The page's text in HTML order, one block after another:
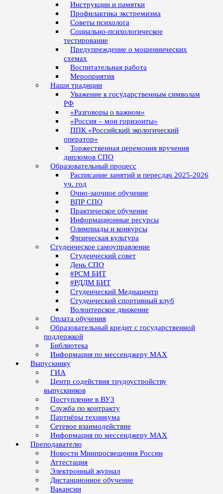
Инструкции и памятки
Профилактика экстремизма
Советы психолога
Социально-психологическое
тестирование
Предупреждение о мошеннических
схемах
Воспитательная работа
Мероприятия
Наши традиции
Уважение к государственным символам
РФ
«Разговоры о важном»
«Россия – мои горизонты»
ППК «Российский экологический
оператор»
Торжественная церемония вручения
дипломов СПО
Образовательный процесс
Расписание занятий и пересдач 2025-2026
уч. год
Очно-заочное обучение
ВПР СПО
Практическое обучение
Информационные ресурсы
Олимпиады и конкурсы
Физическая культура
Студенческое самоуправление
Студенческий совет
День СПО
#РСМ БИТ
#РДДМ БИТ
Студенческий Медиацентр
Студенческий спортивный клуб
Волонтерское движение
Оплата обучения
Образовательный кредит с государственной
поддержкой
Библиотека
Информация по мессенджеру MAX
Выпускнику
ГИА
Центр содействия трудоустройству
выпускников
Поступление в ВУЗ
Служба по контракту
Партнёры техникума
Сетевое взаимодействие
Информация по мессенджеру MAX
Преподавателю
Новости Минпросвещения России
Аттестация
Электронный журнал
Дистанционное обучение
Вакансии